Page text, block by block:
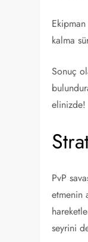
kalma
Sonuç
elinizde!
PvP
etmenin
seyrini